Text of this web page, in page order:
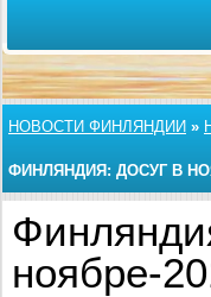
НОВОСТИ ФИНЛЯНДИИ »
ФИНЛЯНДИЯ: ДОСУГ В
ноябре-